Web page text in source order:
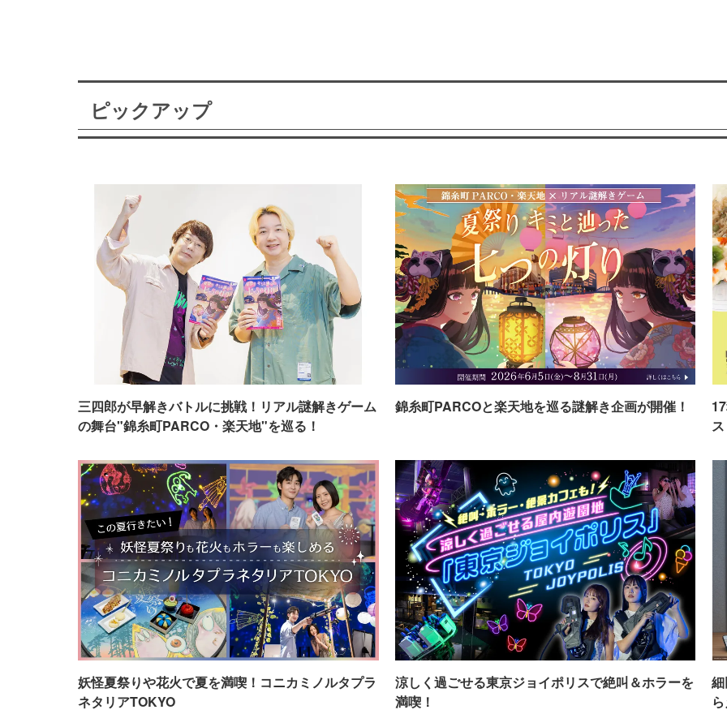
ピックアップ
三四郎が早解きバトルに挑戦！リアル謎解きゲーム
の舞台"錦糸町PARCO・楽天地"を巡る！
錦糸町PARCOと楽天地を巡る謎解き企画が開催！
妖怪夏祭りや花火で夏を満喫！コニカミノルタプラ
ネタリアTOKYO
涼しく過ごせる東京ジョイポリスで絶叫＆ホラーを
満喫！